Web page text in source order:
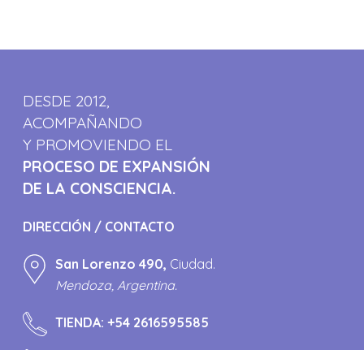
DESDE 2012,
ACOMPAÑANDO
Y PROMOVIENDO EL
PROCESO DE EXPANSIÓN
DE LA CONSCIENCIA.
DIRECCIÓN / CONTACTO
San Lorenzo 490, Ciudad.
Mendoza, Argentina.
TIENDA:+54 2616595585